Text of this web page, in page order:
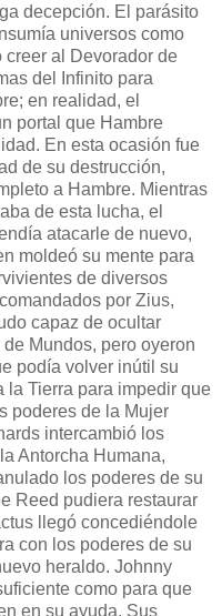
decepción. El parásito
universos como
al Devorador de
del Infinito para
en realidad, el
portal que Hambre
En esta ocasión fue
de su destrucción,
a Hambre. Mientras
de esta lucha, el
atacarle de nuevo,
moldeó su mente para
de diversos
por Zius,
capaz de ocultar
Mundos, pero oyeron
podía volver inútil su
la Tierra para impedir que
poderes de la Mujer
intercambió los
Antorcha Humana,
los poderes de su
Reed pudiera restaurar
llegó concediéndole
con los poderes de su
heraldo. Johnny
como para que
en su ayuda. Sus